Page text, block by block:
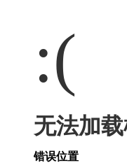
:(
无法加
错误位置